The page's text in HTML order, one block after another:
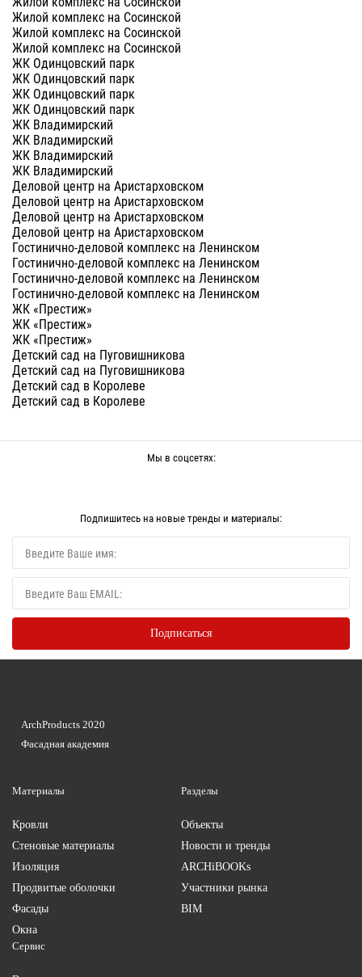
Жилой комплекс на Сосинской
Жилой комплекс на Сосинской
Жилой комплекс на Сосинской
ЖК Одинцовский парк
ЖК Одинцовский парк
ЖК Одинцовский парк
ЖК Одинцовский парк
ЖК Владимирский
ЖК Владимирский
ЖК Владимирский
ЖК Владимирский
Деловой центр на Аристарховском
Деловой центр на Аристарховском
Деловой центр на Аристарховском
Деловой центр на Аристарховском
Гостинично-деловой комплекс на Ленинском
Гостинично-деловой комплекс на Ленинском
Гостинично-деловой комплекс на Ленинском
Гостинично-деловой комплекс на Ленинском
ЖК «Престиж»
ЖК «Престиж»
ЖК «Престиж»
Детский сад на Пуговишникова
Детский сад на Пуговишникова
Детский сад в Королеве
Детский сад в Королеве
Мы в соцсетях:
Подпишитесь на новые тренды и материалы:
Материалы
Кровли
Стеновые материалы
Изоляция
Продвитые оболочки
Фасады
Окна
Разделы
Объекты
Новости и тренды
ARCHiBOOKs
Участники рынка
BIM
Сервис
ArchProducts 2020
Фасадная академия